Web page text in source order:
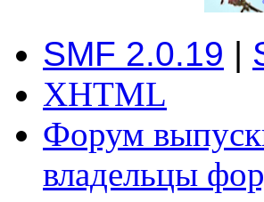
SMF 2.0.19 |
XHTML
Форум
владельцы